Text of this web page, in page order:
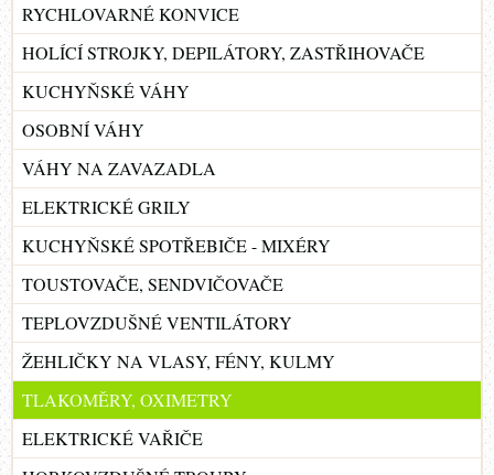
RYCHLOVARNÉ KONVICE
HOLÍCÍ STROJKY, DEPILÁTORY, ZASTŘIHOVAČE
KUCHYŇSKÉ VÁHY
OSOBNÍ VÁHY
VÁHY NA ZAVAZADLA
ELEKTRICKÉ GRILY
KUCHYŇSKÉ SPOTŘEBIČE - MIXÉRY
TOUSTOVAČE, SENDVIČOVAČE
TEPLOVZDUŠNÉ VENTILÁTORY
ŽEHLIČKY NA VLASY, FÉNY, KULMY
TLAKOMĚRY, OXIMETRY
ELEKTRICKÉ VAŘIČE